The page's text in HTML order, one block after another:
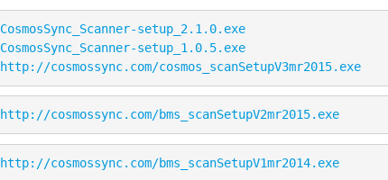
CosmosSync_Scanner-setup_2.1.0.exe
CosmosSync_Scanner-setup_1.0.5.exe
http://cosmossync.com/cosmos_scanSetupV3mr2015.exe
http://cosmossync.com/bms_scanSetupV2mr2015.exe
http://cosmossync.com/bms_scanSetupV1mr2014.exe